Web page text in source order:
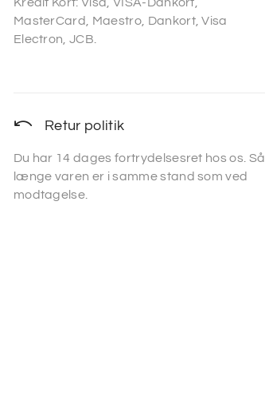
MasterCard, Maestro, Dankort, Visa
Electron, JCB.
Retur politik
Du har 14 dages fortrydelsesret hos os. Så
længe varen er i samme stand som ved
modtagelse.